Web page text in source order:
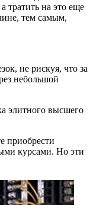
тратить на это еще
тем самым,
не рискуя, что за
небольшой
элитного высшего
приобрести
курсами. Но эти